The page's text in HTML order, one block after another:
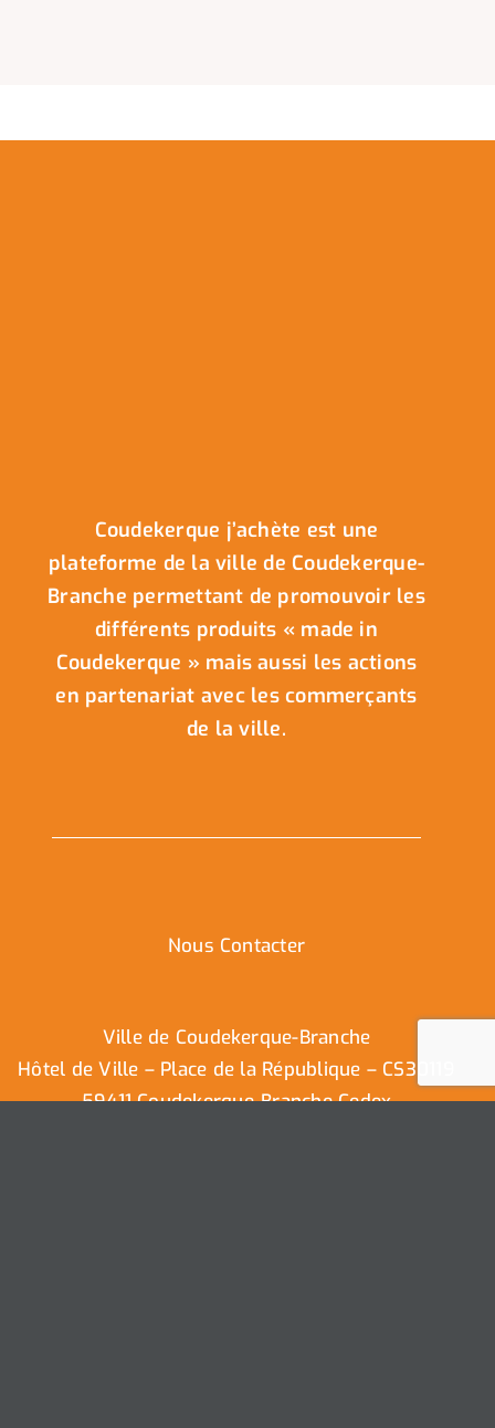
Coudekerque j’achète est une
plateforme de la ville de Coudekerque-
Branche permettant de promouvoir les
différents produits « made in
Coudekerque » mais aussi les actions
en partenariat avec les commerçants
de la ville.
Nous Contacter
Ville de Coudekerque-Branche
Hôtel de Ville – Place de la République – CS30119
59411 Coudekerque-Branche Cedex